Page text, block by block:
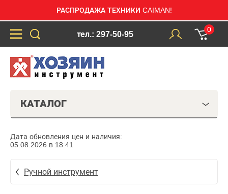
РАСПРОДАЖА ТЕХНИКИ CAIMAN!
тел.: 297-50-95
0
КАТАЛОГ
Дата обновления цен и наличия:
05.08.2026 в 18:41
Ручной инструмент